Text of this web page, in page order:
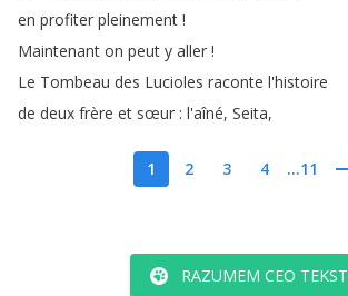
en profiter pleinement !
Maintenant on peut y aller !
Le Tombeau des Lucioles raconte l'histoire
de deux frère et sœur : l'aîné, Seita,
1 2 3 4 ...11
RAZUMEM CEO TEKST